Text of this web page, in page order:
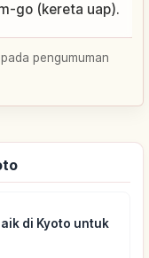
go (kereta uap).
pengumuman
di Kyoto untuk